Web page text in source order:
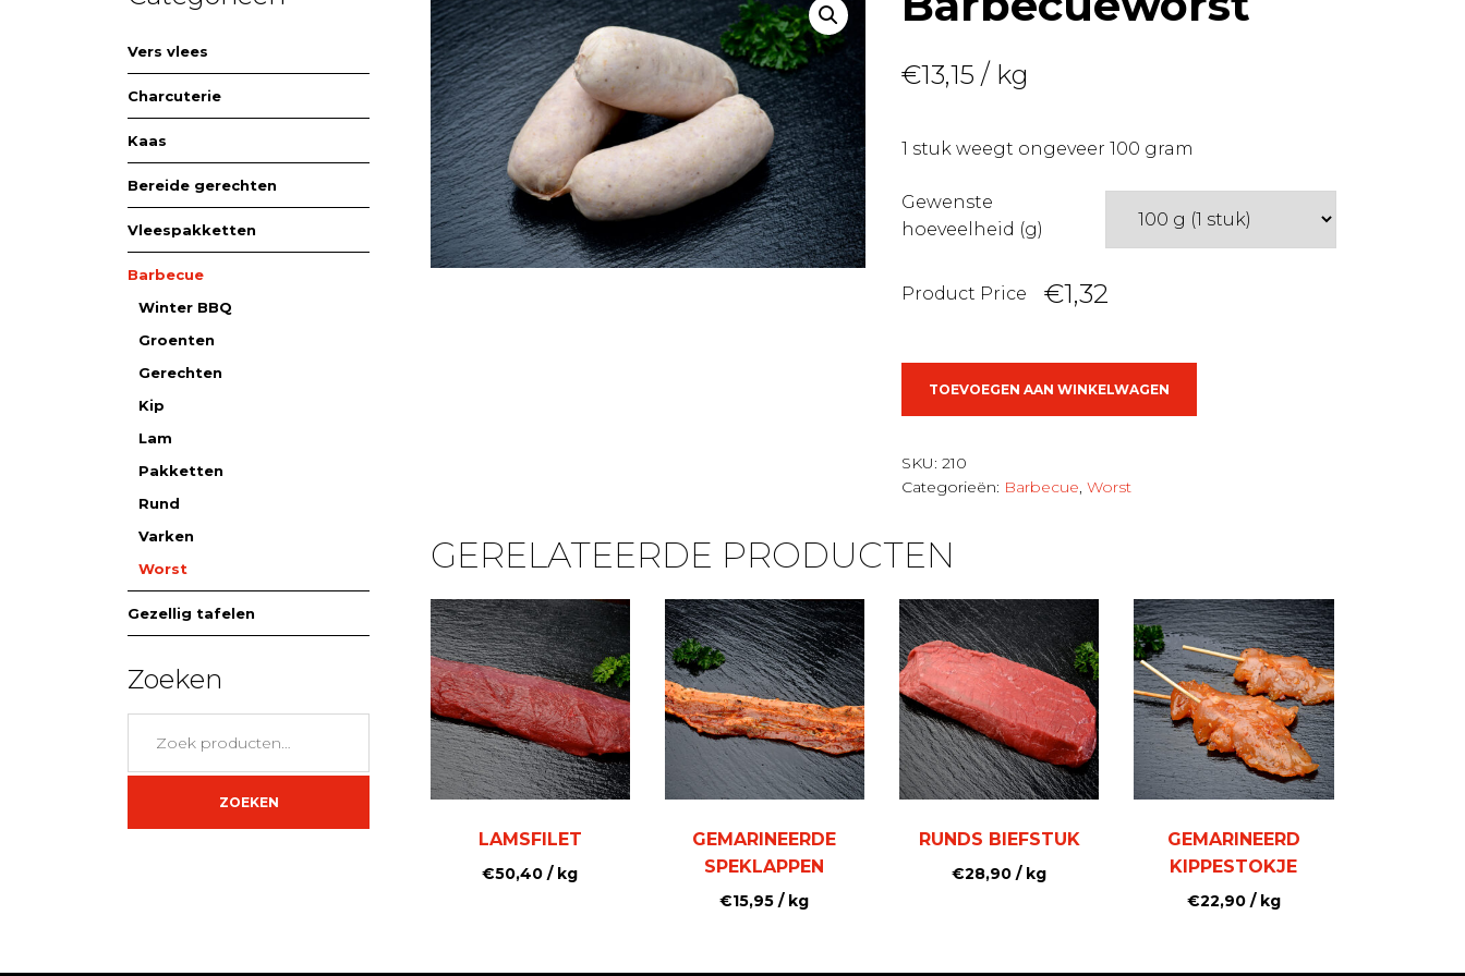
€13,15 / kg
1 stuk weegt ongeveer 100 gram
Gewenste
hoeveelheid (g)
Product Price €1,32
TOEVOEGEN AAN WINKELWAGEN
SKU:210
Categorieën: Barbecue,Worst
GERELATEERDE PRODUCTEN
LAMSFILET
€50,40 / kg
GEMARINEERDE
SPEKLAPPEN
€15,95 / kg
RUNDS BIEFSTUK
€28,90 / kg
GEMARINEERD
KIPPESTOKJE
€22,90/ kg
Vers vlees
Charcuterie
Kaas
Bereide gerechten
Vleespakketten
Barbecue
Winter BBQ
Groenten
Gerechten
Kip
Lam
Pakketten
Rund
Varken
Worst
Gezellig tafelen
Zoeken
naar:
ZOEKEN